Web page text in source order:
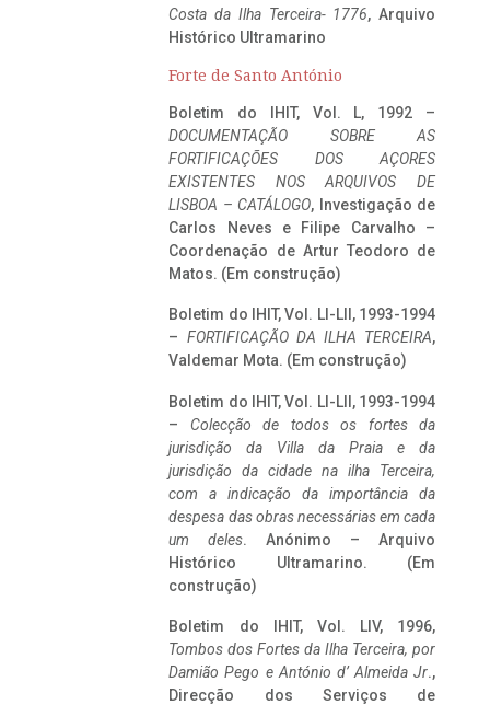
Costa da Ilha Terceira- 1776, Arquivo
Histórico Ultramarino
Forte de Santo António
Boletim do IHIT, Vol. L, 1992 –
DOCUMENTAÇÃO SOBRE AS
FORTIFICAÇÕES DOS AÇORES
EXISTENTES NOS ARQUIVOS DE
LISBOA – CATÁLOGO, Investigação de
Carlos Neves e Filipe Carvalho –
Coordenação de Artur Teodoro de
Matos. (Em construção)
Boletim do IHIT, Vol. LI-LII, 1993-1994
– FORTIFICAÇÃO DA ILHA TERCEIRA,
Valdemar Mota. (Em construção)
Boletim do IHIT, Vol. LI-LII, 1993-1994
– Colecção de todos os fortes da
jurisdição da Villa da Praia e da
jurisdição da cidade na ilha Terceira,
com a indicação da importância da
despesa das obras necessárias em cada
um deles. Anónimo – Arquivo
Histórico Ultramarino. (Em
construção)
Boletim do IHIT, Vol. LIV, 1996,
Tombos dos Fortes da Ilha Terceira, por
Damião Pego e António d’ Almeida Jr.,
Direcção dos Serviços de